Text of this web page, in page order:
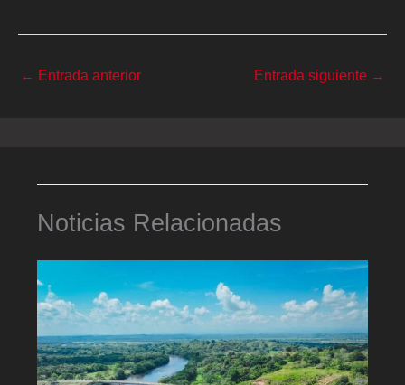
← Entrada anterior Entrada siguiente →
Noticias Relacionadas